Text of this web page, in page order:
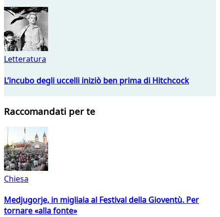
Letteratura
L’incubo degli uccelli iniziò ben prima di Hitchcock
Raccomandati per te
Chiesa
Medjugorje, in migliaia al Festival della Gioventù. Per
tornare «alla fonte»